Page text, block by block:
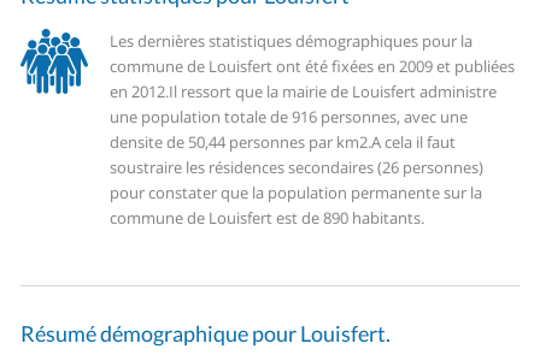
Les dernières statistiques démographiques pour la
commune de Louisfert ont été fixées en 2009 et publiées
en 2012.Il ressort que la mairie de Louisfert administre
une population totale de 916 personnes, avec une
densite de 50,44 personnes par km2.A cela il faut
soustraire les résidences secondaires (26 personnes)
pour constater que la population permanente sur la
commune de Louisfert est de 890 habitants.
Résumé démographique pour Louisfert.